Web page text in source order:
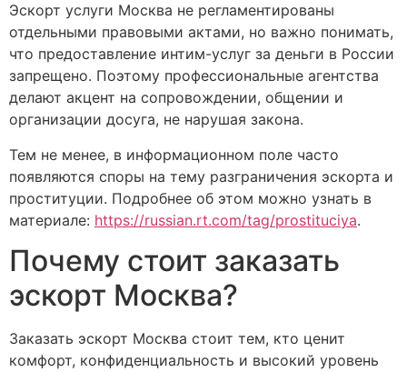
Эскорт услуги Москва не регламентированы
отдельными правовыми актами, но важно понимать,
что предоставление интим-услуг за деньги в России
запрещено. Поэтому профессиональные агентства
делают акцент на сопровождении, общении и
организации досуга, не нарушая закона.
Тем не менее, в информационном поле часто
появляются споры на тему разграничения эскорта и
проституции. Подробнее об этом можно узнать в
материале: https://russian.rt.com/tag/prostituciya.
Почему стоит заказать
эскорт Москва?
Заказать эскорт Москва стоит тем, кто ценит
комфорт, конфиденциальность и высокий уровень